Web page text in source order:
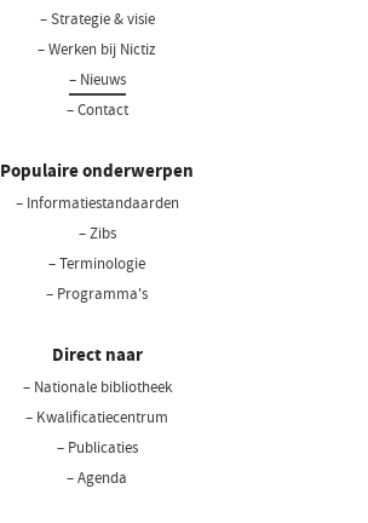
– Strategie & visie
– Werken bij Nictiz
– Nieuws
– Contact
Populaire onderwerpen
– Informatiestandaarden
– Zibs
– Terminologie
– Programma's
Direct naar
– Nationale bibliotheek
– Kwalificatiecentrum
– Publicaties
– Agenda